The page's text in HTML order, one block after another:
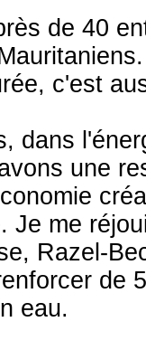
de 40
c'est
dans
une
Je me
Razel-
de
eau.